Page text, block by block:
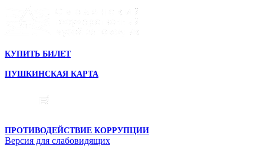
КУПИТЬ БИЛЕТ
ПУШКИНСКАЯ КАРТА
ПРОТИВОДЕЙСТВИЕ КОРРУПЦИИ
Версия для слабовидящих